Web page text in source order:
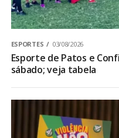
ESPORTES 03/08/2026
Esporte de Patos e
sábado; veja tabela